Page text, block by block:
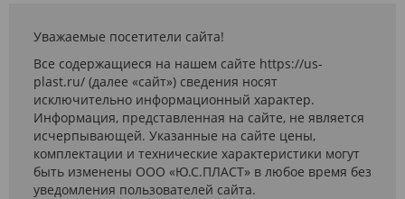
Уважаемые посетители сайта!
Все содержащиеся на нашем сайте https://us-
plast.ru/ (далее «сайт») сведения носят
исключительно информационный характер.
Информация, представленная на сайте, не является
исчерпывающей. Указанные на сайте цены,
комплектации и технические характеристики могут
быть изменены ООО «Ю.С.ПЛАСТ» в любое время без
уведомления пользователей сайта.